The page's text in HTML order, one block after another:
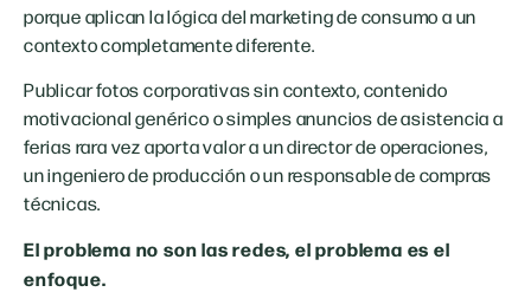
porque aplican la lógica del marketing de consumo a un
contexto completamente diferente.
Publicar fotos corporativas sin contexto, contenido
motivacional genérico o simples anuncios de asistencia a
ferias rara vez aporta valor a un director de operaciones,
un ingeniero de producción o un responsable de compras
técnicas.
El problema no son las redes, el problema es el
enfoque.